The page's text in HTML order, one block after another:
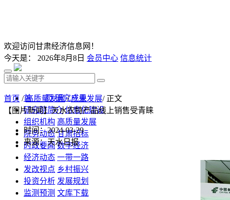
欢迎访问甘肃经济信息网！
今天是： 2026年8月8日 会员中心 信息统计
首 页 研究成果
研究院简介 信息化建设
组织机构 高质量发展
院务动态 甘肃招标
时政要闻 数字经济
经济动态 一带一路
发改视点 乡村振兴
投资分析 发展规划
监测预测 文库下载
首页 /高质量发展/产业发展/ 正文
【图片新闻】天水农特产品线上销售受青睐
时间：2024-03-29
来源：天水日报